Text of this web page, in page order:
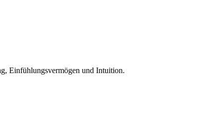
Einfühlungsvermögen und Intuition.